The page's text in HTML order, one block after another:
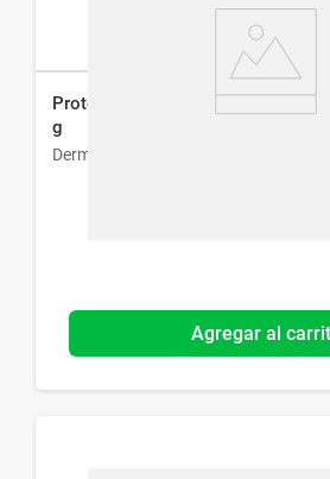
Protector Solar Dermaglós Fps
g
Dermaglós
Agregar al